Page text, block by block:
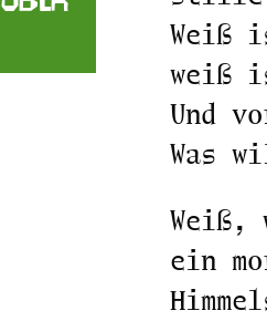
Weiß
weiß
Und
Was
Weiß,
ein